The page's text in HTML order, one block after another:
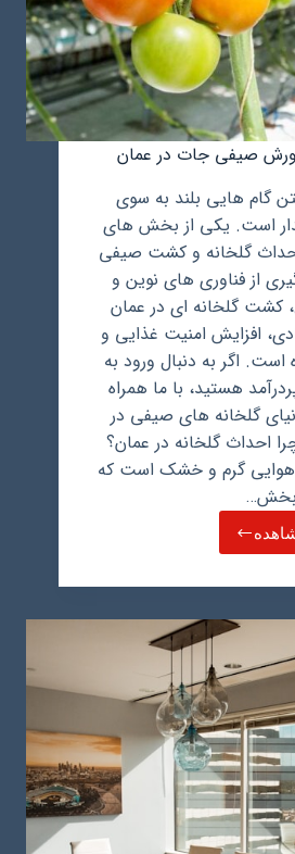
صیفی جات در عمان
گام هایی بلند به سوی
است. یکی از بخش های
گلخانه و کشت صیفی
از فناوری های نوین و
کشت گلخانه ای در عمان
افزایش امنیت غذایی و
است. اگر به دنبال ورود به
هستید، با ما همراه
گلخانه های صیفی در
احداث گلخانه در عمان؟
هوایی گرم و خشک است که
بخش…
احداث
و
صیفی
در
عمان